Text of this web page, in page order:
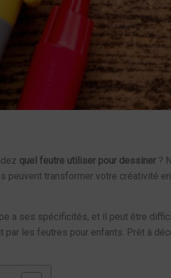
quel feutre utiliser pour dessiner ?
peuvent transformer votre créativité
a ses spécificités, et il peut être
par les feutres pour enfants. Prêt à